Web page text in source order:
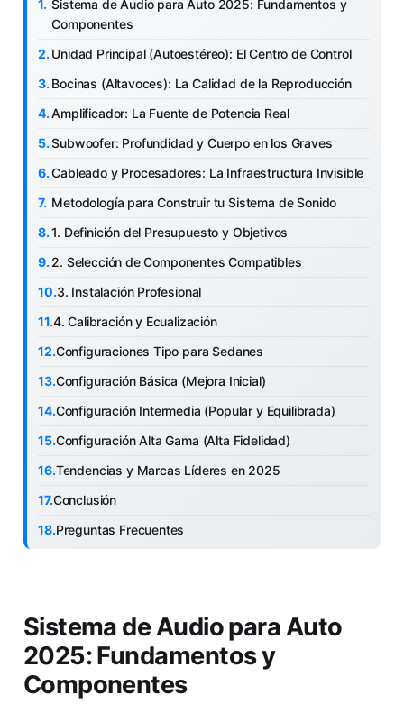
Sistema de Audio para Auto 2025: Fundamentos y
Componentes
Unidad Principal (Autoestéreo): El Centro de Control
Bocinas (Altavoces): La Calidad de la Reproducción
Amplificador: La Fuente de Potencia Real
Subwoofer: Profundidad y Cuerpo en los Graves
Cableado y Procesadores: La Infraestructura Invisible
Metodología para Construir tu Sistema de Sonido
1. Definición del Presupuesto y Objetivos
2. Selección de Componentes Compatibles
3. Instalación Profesional
4. Calibración y Ecualización
Configuraciones Tipo para Sedanes
Configuración Básica (Mejora Inicial)
Configuración Intermedia (Popular y Equilibrada)
Configuración Alta Gama (Alta Fidelidad)
Tendencias y Marcas Líderes en 2025
Conclusión
Preguntas Frecuentes
Sistema de Audio para Auto
2025: Fundamentos y
Componentes